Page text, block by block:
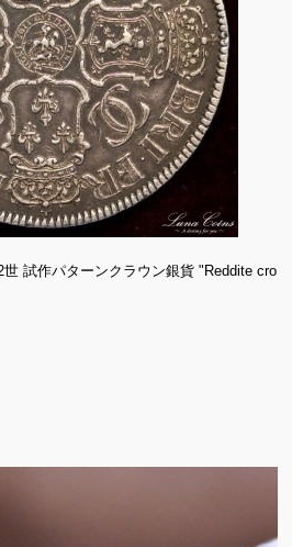
試作パターンクラウン銀貨 "Reddite cro